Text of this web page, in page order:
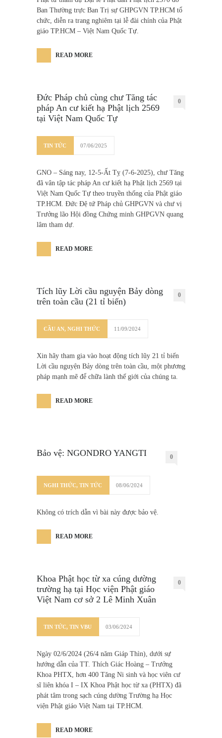
Ban Thường trực Ban Trị sự GHPGVN TP.HCM tổ
chức, diễn ra trang nghiêm tại lễ đài chính của Phật
giáo TP.HCM – Việt Nam Quốc Tự.
READ MORE
Đức Pháp chủ cùng chư Tăng tác
pháp An cư kiết hạ Phật lịch 2569
tại Việt Nam Quốc Tự
0
TIN TỨC 07/06/2025
GNO – Sáng nay, 12-5-Ất Tỵ (7-6-2025), chư Tăng
đã vân tập tác pháp An cư kiết hạ Phật lịch 2569 tại
Việt Nam Quốc Tự theo truyền thống của Phật giáo
TP.HCM. Đức Đệ tứ Pháp chủ GHPGVN và chư vị
Trưởng lão Hội đồng Chứng minh GHPGVN quang
lâm tham dự.
READ MORE
Tích lũy Lời cầu nguyện Bảy dòng
trên toàn cầu (21 tỉ biến)
0
CẦU AN, NGHI THỨC 11/09/2024
Xin hãy tham gia vào hoạt động tích lũy 21 tỉ biến
Lời cầu nguyện Bảy dòng trên toàn cầu, một phương
pháp mạnh mẽ để chữa lành thế giới của chúng ta.
READ MORE
Bảo vệ: NGONDRO YANGTI 0
NGHI THỨC, TIN TỨC 08/06/2024
Không có trích dẫn vì bài này được bảo vệ.
READ MORE
Khoa Phật học từ xa cúng dường
trường hạ tại Học viện Phật giáo
Việt Nam cơ sở 2 Lê Minh Xuân
0
TIN TỨC, TIN VBU 03/06/2024
Ngày 02/6/2024 (26/4 năm Giáp Thìn), dưới sự
hướng dẫn của TT. Thích Giác Hoàng – Trưởng
Khoa PHTX, hơn 400 Tăng Ni sinh và học viên cư
sĩ liên khóa I – IX Khoa Phật học từ xa (PHTX) đã
phát tâm trong sạch cúng dường Trường hạ Học
viện Phật giáo Việt Nam tại TP.HCM.
READ MORE